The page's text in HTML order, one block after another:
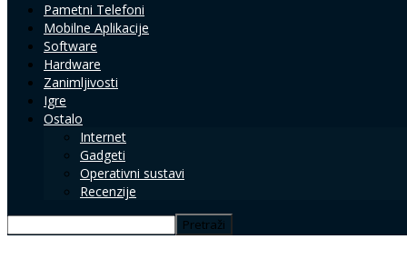
Pametni Telefoni
Mobilne Aplikacije
Software
Hardware
Zanimljivosti
Igre
Ostalo
Internet
Gadgeti
Operativni sustavi
Recenzije